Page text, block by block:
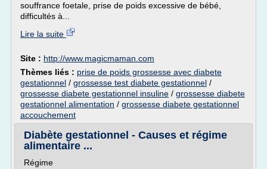
souffrance foetale, prise de poids excessive de bébé,
difficultés à...
Lire la suite
Site : http://www.magicmaman.com
Thèmes liés : prise de poids grossesse avec diabete
gestationnel / grossesse test diabete gestationnel /
grossesse diabete gestationnel insuline / grossesse diabete
gestationnel alimentation / grossesse diabete gestationnel
accouchement
Diabète gestationnel - Causes et régime
alimentaire ...
Régime